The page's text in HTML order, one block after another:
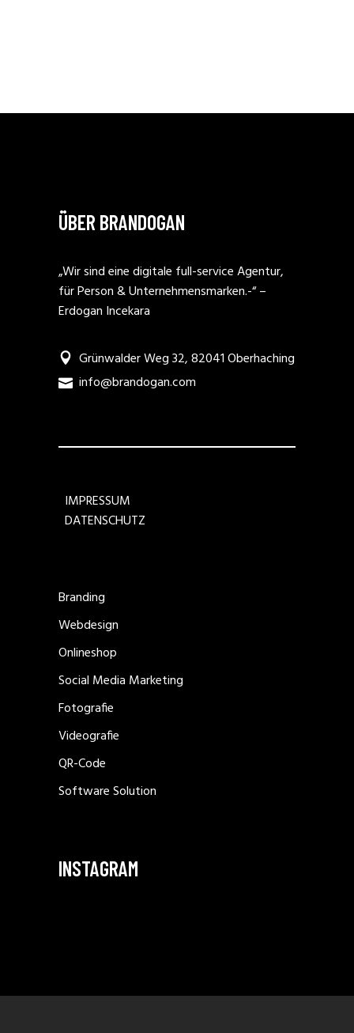
ÜBER BRANDOGAN
„Wir sind eine digitale full-service Agentur,
für Person & Unternehmensmarken.-“ –
Erdogan Incekara
Grünwalder Weg 32, 82041 Oberhaching
info@brandogan.com
IMPRESSUM
DATENSCHUTZ
Branding
Webdesign
Onlineshop
Social Media Marketing
Fotografie
Videografie
QR-Code
Software Solution
INSTAGRAM